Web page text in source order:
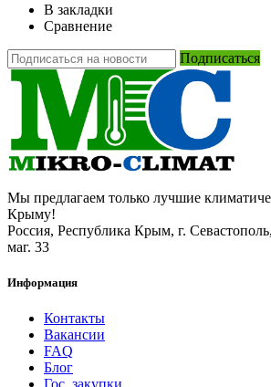
В закладки
Сравнение
Подписаться
Мы предлагаем только лучшие
Крыму!
Россия, Республика Крым, г.
маг. 33
Информация
Контакты
Вакансии
FAQ
Блог